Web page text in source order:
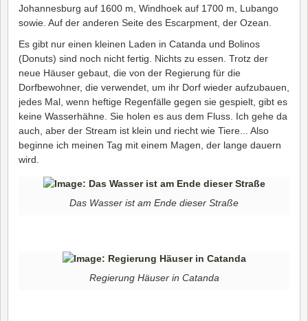
Johannesburg auf 1600 m, Windhoek auf 1700 m, Lubango
sowie. Auf der anderen Seite des Escarpment, der Ozean.
Es gibt nur einen kleinen Laden in Catanda und Bolinos
(Donuts) sind noch nicht fertig. Nichts zu essen. Trotz der
neue Häuser gebaut, die von der Regierung für die
Dorfbewohner, die verwendet, um ihr Dorf wieder aufzubauen,
jedes Mal, wenn heftige Regenfälle gegen sie gespielt, gibt es
keine Wasserhähne. Sie holen es aus dem Fluss. Ich gehe da
auch, aber der Stream ist klein und riecht wie Tiere... Also
beginne ich meinen Tag mit einem Magen, der lange dauern
wird.
Das Wasser ist am Ende dieser Straße
Regierung Häuser in Catanda